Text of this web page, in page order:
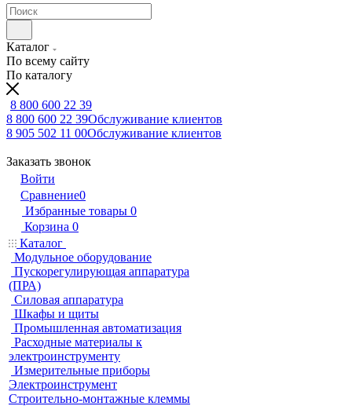
Каталог
По всему сайту
По каталогу
8 800 600 22 39
8 800 600 22 39Обслуживание клиентов
8 905 502 11 00Обслуживание клиентов
Заказать звонок
Войти
Сравнение0
Избранные товары 0
Корзина 0
Каталог
Модульное оборудование
Пускорегулирующая аппаратура
(ПРА)
Силовая аппаратура
Шкафы и щиты
Промышленная автоматизация
Расходные материалы к
электроинструменту
Измерительные приборы
Электроинструмент
Строительно-монтажные клеммы